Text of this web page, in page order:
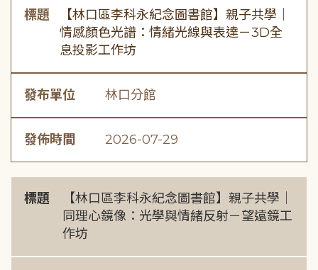
標題
【林口區李科永紀念圖書館】親子共學｜
情感顏色光譜：情緒光線與表達－3D全
息投影工作坊
發布單位 林口分館
發佈時間 2026-07-29
標題
【林口區李科永紀念圖書館】親子共學｜
同理心鏡像：光學與情緒反射－望遠鏡工
作坊